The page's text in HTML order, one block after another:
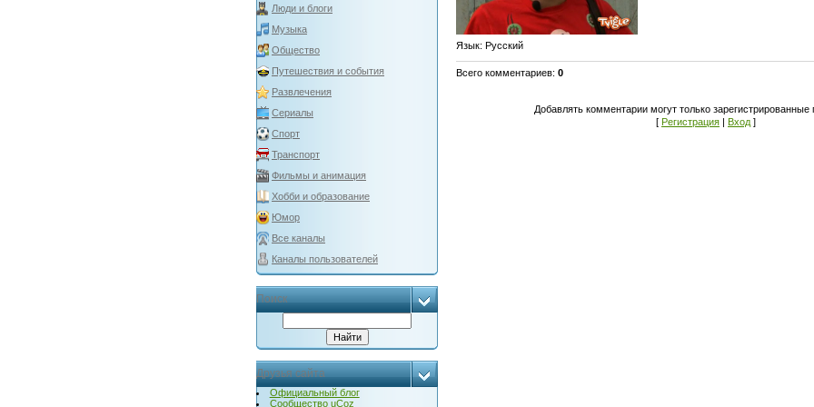
Люди и блоги
Музыка
Общество
Путешествия и события
Развлечения
Сериалы
Спорт
Транспорт
Фильмы и анимация
Хобби и образование
Юмор
Все каналы
Каналы пользователей
Поиск
Друзья сайта
Официальный блог
Сообщество uCoz
Язык: Русский
Всего комментариев: 0
Добавлять комментарии могут только зарегистрированные
[ Регистрация | Вход ]